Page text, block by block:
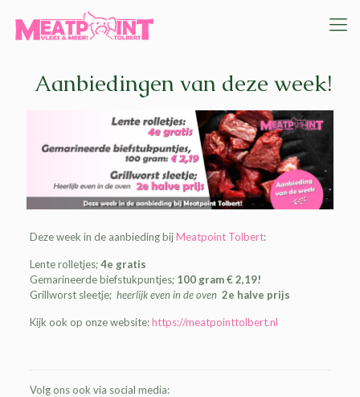
Aanbiedingen van deze week!
Deze week in de aanbieding bijMeatpoint Tolbert:
Lente rolletjes;4e gratis
Gemarineerde biefstukpuntjes;100 gram € 2,19!
Grillworst sleetje; heerlijk even in de oven 2e halve prijs
Kijk ook op onze website:https://meatpointtolbert.nl
Volg ons ook via social media: